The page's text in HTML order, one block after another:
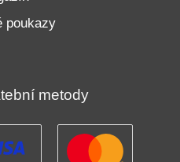
poukazy
metody